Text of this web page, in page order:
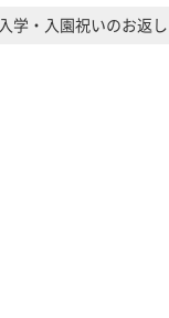
入学・入園祝いのお返し